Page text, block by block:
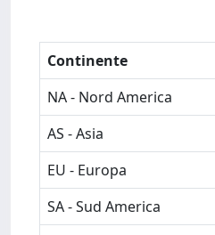
Continente
NA - Nord America
AS - Asia
EU - Europa
SA - Sud America